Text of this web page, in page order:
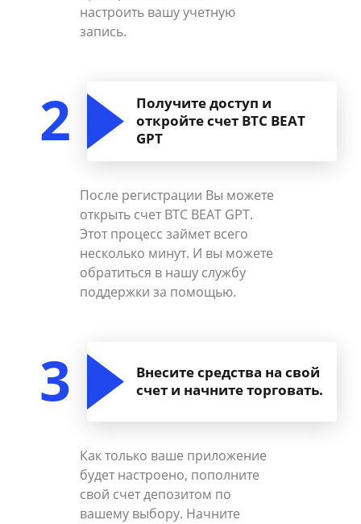
настроить вашу учетную
запись.
2
Получите доступ и
откройте счет BTC BEAT
GPT
После регистрации Вы можете
открыть счет BTC BEAT GPT.
Этот процесс займет всего
несколько минут. И вы можете
обратиться в нашу службу
поддержки за помощью.
3
Внесите средства на свой
счет и начните торговать.
Как только ваше приложение
будет настроено, пополните
свой счет депозитом по
вашему выбору. Начните